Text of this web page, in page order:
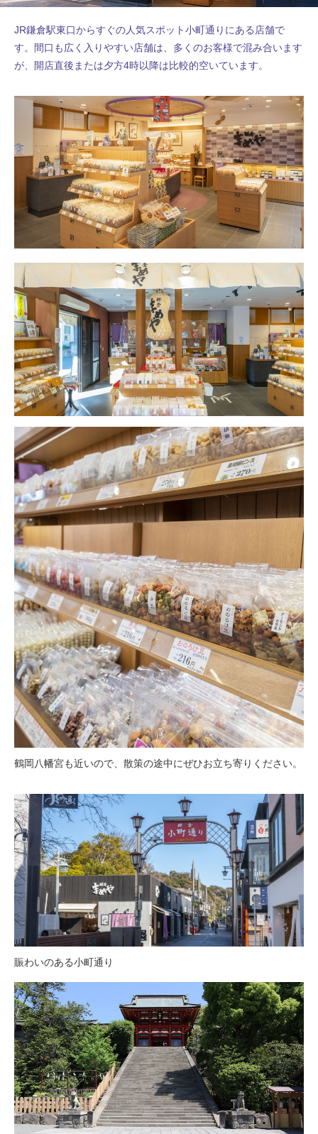
JR鎌倉駅東口からすぐの人気スポット小町通りにある店舗で
す。間口も広く入りやすい店舗は、多くのお客様で混み合います
が、開店直後または夕方4時以降は比較的空いています。
鶴岡八幡宮も近いので、散策の途中にぜひお立ち寄りください。
賑わいのある小町通り